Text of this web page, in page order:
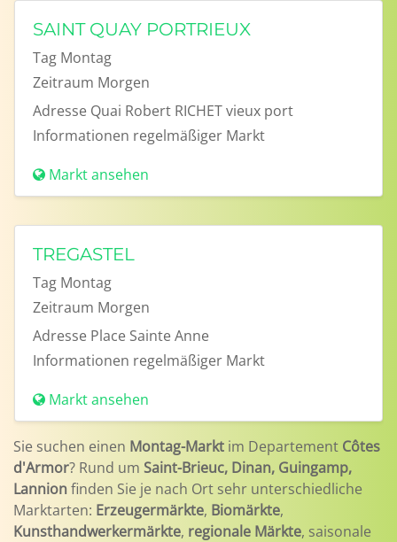
SAINT QUAY PORTRIEUX
Tag Montag
Zeitraum Morgen
Adresse Quai Robert RICHET vieux port
Informationen regelmäßiger Markt
Markt ansehen
TREGASTEL
Tag Montag
Zeitraum Morgen
Adresse Place Sainte Anne
Informationen regelmäßiger Markt
Markt ansehen
Sie suchen einen Montag-Markt im Departement Côtes
d'Armor? Rund um Saint-Brieuc, Dinan, Guingamp,
Lannionfinden Sie je nach Ort sehr unterschiedliche
Marktarten: Erzeugermärkte, Biomärkte,
Kunsthandwerkermärkte, regionale Märkte, saisonale